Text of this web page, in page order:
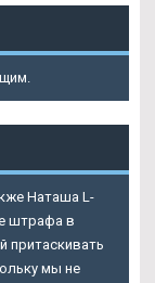
Наташа L-
штрафа в
притаскивать
мы не